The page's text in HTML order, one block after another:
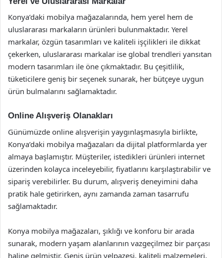
Konya’daki mobilya mağazalarında, hem yerel hem de
uluslararası markaların ürünleri bulunmaktadır. Yerel
markalar, özgün tasarımları ve kaliteli işçilikleri ile dikkat
çekerken, uluslararası markalar ise global trendleri yansıtan
modern tasarımları ile öne çıkmaktadır. Bu çeşitlilik,
tüketicilere geniş bir seçenek sunarak, her bütçeye uygun
ürün bulmalarını sağlamaktadır.
Online Alışveriş Olanakları
Günümüzde online alışverişin yaygınlaşmasıyla birlikte,
Konya’daki mobilya mağazaları da dijital platformlarda yer
almaya başlamıştır. Müşteriler, istedikleri ürünleri internet
üzerinden kolayca inceleyebilir, fiyatlarını karşılaştırabilir ve
sipariş verebilirler. Bu durum, alışveriş deneyimini daha
pratik hale getirirken, aynı zamanda zaman tasarrufu
sağlamaktadır.
Konya mobilya mağazaları, şıklığı ve konforu bir arada
sunarak, modern yaşam alanlarının vazgeçilmez bir parçası
haline gelmiştir. Geniş ürün yelpazesi, kaliteli malzemeleri,